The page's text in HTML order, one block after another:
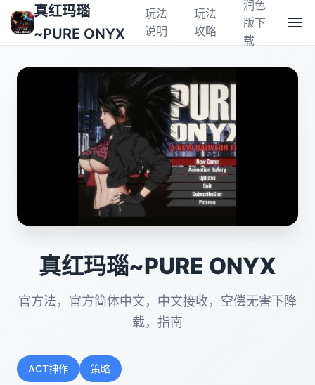
真红玛瑙
~PURE ONYX
玩法
说明
玩法
攻略
润色
版下
载
真红玛瑙~PURE ONYX
官方法，官方简体中文，中文接收，空偿无害下降
载，指南
ACT神作 策略